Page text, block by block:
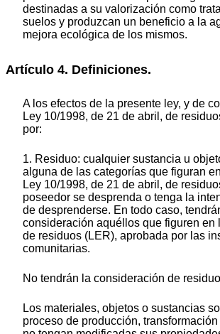
destinadas a su valorización como
suelos y produzcan un beneficio a la
mejora ecológica de los mismos.
Artículo 4. Definiciones.
A los efectos de la presente ley, y de
Ley 10/1998, de 21 de abril, de
por:
1. Residuo: cualquier sustancia u
alguna de las categorías que figuran
Ley 10/1998, de 21 de abril, de
poseedor se desprenda o tenga la
de desprenderse. En todo caso,
consideración aquéllos que figuren en
de residuos (LER), aprobada por las
comunitarias.
No tendrán la consideración de
Los materiales, objetos o sustancias
proceso de producción,